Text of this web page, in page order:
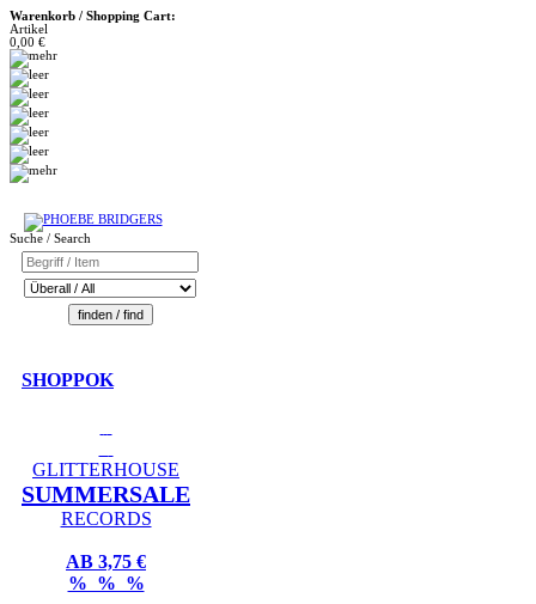
Warenkorb / Shopping Cart:
Artikel
0,00 €
Suche / Search
SHOPPOK
GLITTERHOUSE
SUMMERSALE
RECORDS
AB 3,75 €
% % %